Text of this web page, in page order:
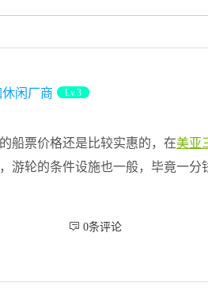
闲厂商 Lv.3
船票价格还是比较实惠的，在美亚
游轮的条件设施也一般，毕竟一
 0条评论